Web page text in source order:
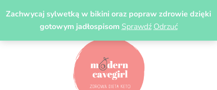
Zachwycaj sylwetką w bikini oraz popraw zdrowie dzięki
gotowym jadłospisom Sprawdź Odrzuć